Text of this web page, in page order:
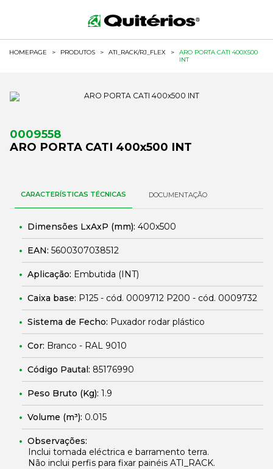
HOMEPAGE > PRODUTOS > ATI_RACK/RJ_FLEX >
ARO PORTA CATI 400X500
INT
0009558
ARO PORTA CATI 400x500 INT
CARACTERÍSTICAS TÉCNICAS DOCUMENTAÇÃO
Dimensões LxAxP (mm): 400x500
EAN: 5600307038512
Aplicação: Embutida (INT)
Caixa base: P125 - cód. 0009712 P200 - cód. 0009732
Sistema de Fecho: Puxador rodar plástico
Cor: Branco - RAL 9010
Código Pautal: 85176990
Peso Bruto (Kg): 1.9
Volume (m³): 0.015
Observações:
Inclui tomada eléctrica e barramento terra.
Não inclui perfis para fixar painéis ATI_RACK.